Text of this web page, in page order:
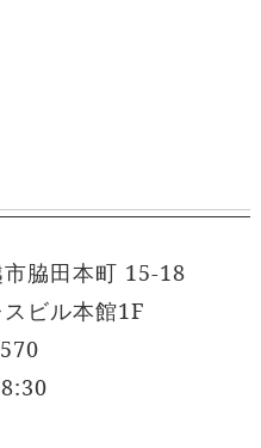
脇田本町 15-18
ビル本館1F